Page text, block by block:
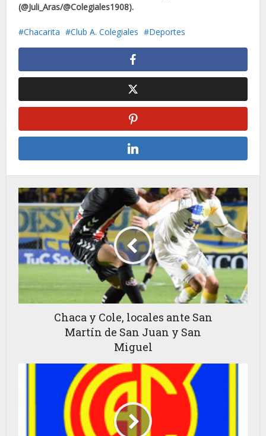
(@Juli_Aras/@Colegiales1908).
Chacarita Club A. Colegiales Deportes
Chaca y Cole, locales ante San
Martín de San Juan y San
Miguel